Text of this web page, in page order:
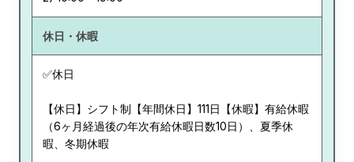
休日・休暇
✅休日
【休日】シフト制【年間休日】111日【休暇】有給休暇
（6ヶ月経過後の年次有給休暇日数10日）、夏季休
暇、冬期休暇